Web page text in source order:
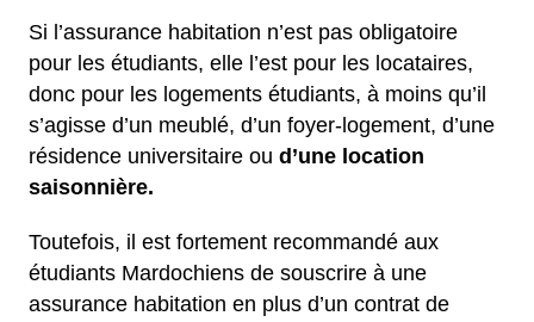
Si l’assurance habitation n’est pas obligatoire
pour les étudiants, elle l’est pour les locataires,
donc pour les logements étudiants, à moins qu’il
s’agisse d’un meublé, d’un foyer-logement, d’une
résidence universitaire ou d’une location
saisonnière.
Toutefois, il est fortement recommandé aux
étudiants Mardochiens de souscrire à une
assurance habitation en plus d’un contrat de